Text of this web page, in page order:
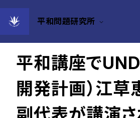
平和問題研究所
2023年10月19日
平和講座で
開発計画）江草